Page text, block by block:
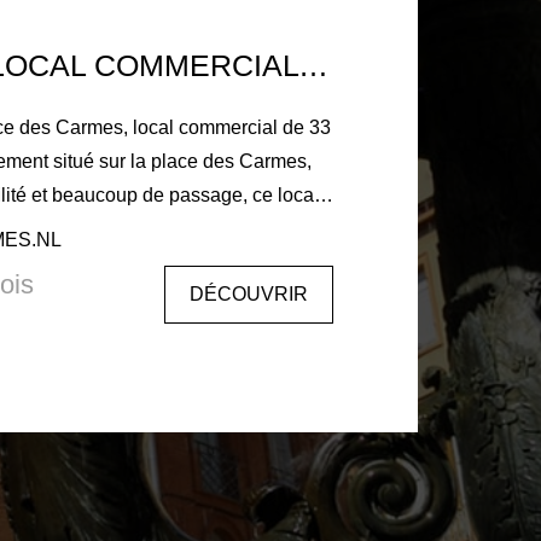
TOULOUSE LOCAL COMMERCIAL 33 M2 PLACE DES CARMES
des Carmes, local commercial de 33
situé sur la place des Carmes,
et beaucoup de passage, ce local
d'accueille avec vitrine puis deux
DÉCOUVRIR